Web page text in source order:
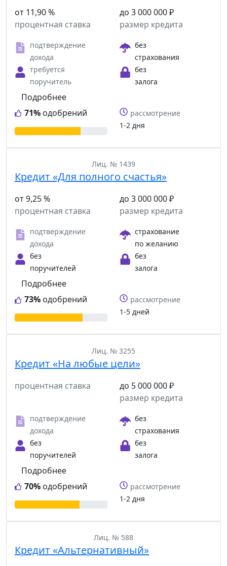
от 11,90 %
процентная ставка
до 3 000 000 ₽
размер кредита
подтверждение
дохода
без
страхования
требуется
поручитель
без
залога
71% одобрений
Подробнее
рассмотрение
1-2 дня
Лиц. № 1439
Кредит «Для полного счастья»
от 9,25 %
процентная ставка
до 3 000 000 ₽
размер кредита
подтверждение
дохода
страхование
по желанию
без
поручителей
без
залога
73% одобрений
Подробнее
рассмотрение
1-5 дней
Лиц. № 3255
Кредит «На любые цели»
процентная ставка
до 5 000 000 ₽
размер кредита
подтверждение
дохода
без
страхования
без
поручителей
без
залога
70% одобрений
Подробнее
рассмотрение
1-2 дня
Лиц. № 588
Кредит «Альтернативный»